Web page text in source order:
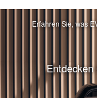
Entdecken
Erfahren Sie, was